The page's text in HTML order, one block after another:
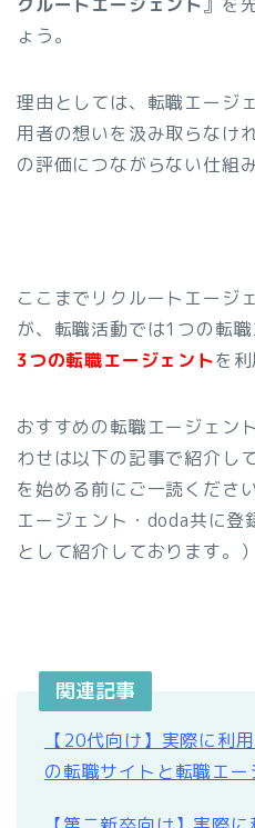
ょう。
理由としては、転職エージ
用者の想いを汲み取らなけ
の評価につながらない仕組
ここまでリクルートエージ
が、転職活動では1つの転
3つの転職エージェントを
おすすめの転職エージェン
わせは以下の記事で紹介し
を始める前にご一読くださ
エージェント・doda共に登
として紹介しております。）
関連記事
【20代向け】実際に利
の転職サイトと転職エー